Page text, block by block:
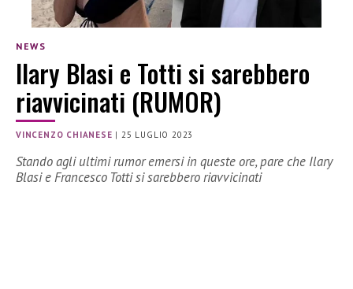
NEWS
Ilary Blasi e Totti si sarebbero
riavvicinati (RUMOR)
VINCENZO CHIANESE |25 LUGLIO 2023
Stando agli ultimi rumor emersi in queste ore, pare che Ilary
Blasi e Francesco Totti si sarebbero riavvicinati